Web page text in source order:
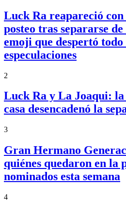
Luck Ra reapareció con
posteo tras separarse
emoji que despertó todo
especulaciones
2
Luck Ra y La Joaqui:
casa desencadenó la
3
Gran Hermano
quiénes quedaron en la
nominados esta semana
4